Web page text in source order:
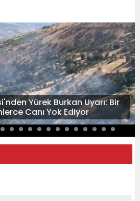
Yürek Burkan Uyarı: Bir
Canı Yok Ediyor